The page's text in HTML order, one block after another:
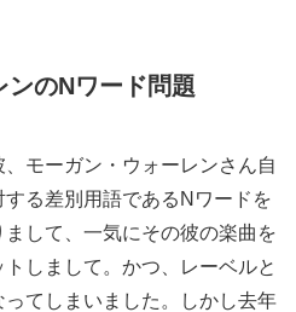
ンのNワード問題
、モーガン・ウォーレンさん自
る差別用語であるNワードを
して、一気にその彼の楽曲を
しまして。かつ、レーベルと
てしまいました。しかし去年